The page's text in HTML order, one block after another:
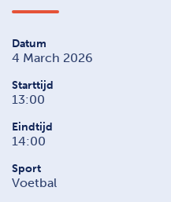
Datum
4 March 2026
Starttijd
13:00
Eindtijd
14:00
Sport
Voetbal